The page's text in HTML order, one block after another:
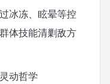
冰冻、眩晕等控
体技能清剿敌方
动哲学